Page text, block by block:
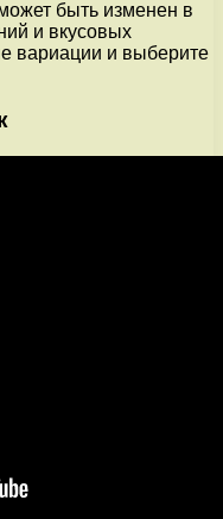
быть изменен в
и вкусовых
вариации и выберите